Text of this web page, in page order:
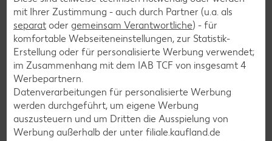
Smoothie-Rezepte
Bowle-Rezepte
Cocktail-Rezepte
Avocado-Rezepte
Erdbeer-Rezepte
Blaubeer-Rezepte
mit Ihrer Zustimmung - auch durch Partner (u.a. als
separat oder gemeinsam Verantwortliche) - für
komfortable Webseiteneinstellungen, zur Statistik-
Erstellung oder für personalisierte Werbung verwendet;
im Zusammenhang mit dem IAB TCF von insgesamt 4
Werbepartnern.
Datenverarbeitungen für personalisierte Werbung
werden durchgeführt, um eigene Werbung
auszusteuern und um Dritten die Ausspielung von
Werbung außerhalb der unter filiale.kaufland.de